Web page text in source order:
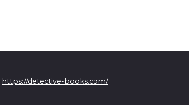
https://detective-books.com/